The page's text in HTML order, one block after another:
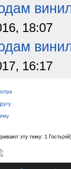
18:07
16:17
эту тему: 1 Гость(ей)